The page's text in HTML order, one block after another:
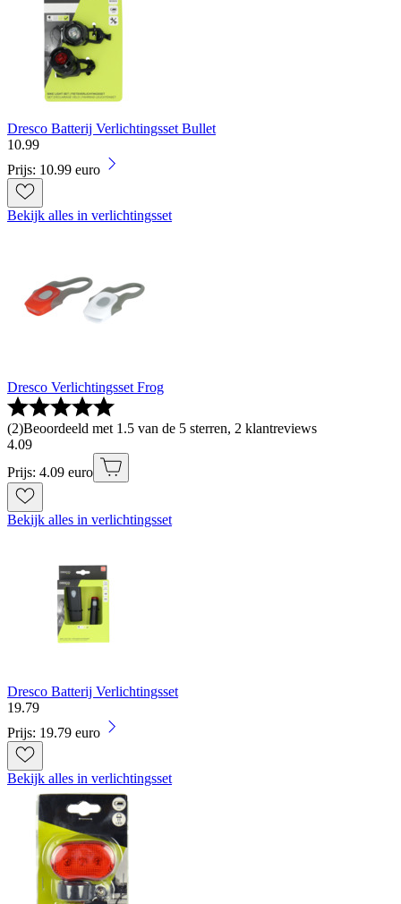
Dresco Batterij Verlichtingsset Bullet
10.99
Prijs: 10.99 euro
Bekijk alles in verlichtingsset
Dresco Verlichtingsset Frog
(2)Beoordeeld met 1.5 van de 5 sterren, 2 klantreviews
4.09
Prijs: 4.09 euro
Bekijk alles in verlichtingsset
Dresco Batterij Verlichtingsset
19.79
Prijs: 19.79 euro
Bekijk alles in verlichtingsset